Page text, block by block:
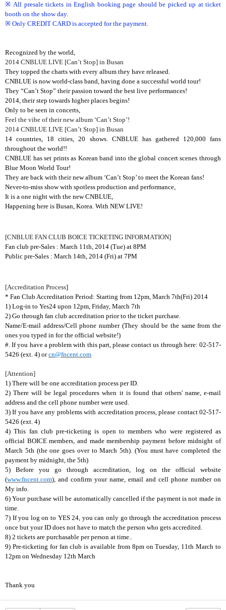
※ All presale tickets in English booking page should be picked up at ticket
booth on the show day.
※ Only CREDIT CARD is accepted for the payment.
Recognized by the world,
2014 CNBLUE LIVE [Can’t Stop] in Busan
They topped the charts with every album they have released.
CNBLUE is now world-class band, having done a successful world tour!
They “Can’t Stop” their passion toward the best live performances!
2014, their step towards higher places begins!
Only to be seen in concerts,
Feel the vibe of their new album ‘Can’t Stop’!
2014 CNBLUE LIVE [Can’t Stop] in Busan
14 countries, 18 cities, 20 shows. CNBLUE has gathered 120,000 fans
throughout the world!!
CNBLUE has set prints as Korean band into the global concert scenes through
Blue Moon World Tour!
They are back with their new album ‘Can’t Stop’ to meet the Korean fans!
Never-to-miss show with spotless production and performance,
It is a one night with the new CNBLUE,
Happening here is Busan, Korea. With NEW LIVE!
[CNBLUE FAN CLUB BOICE TICKETING INFORMATION]
Fan club pre-Sales : March 11th, 2014 (Tue) at 8PM
Public pre-Sales : March 14th, 2014 (Fri) at 7PM
[Accreditation Process]
* Fan Club Accreditation Period: Starting from 12pm, March 7th(Fri) 2014
1) Log-in to Yes24 upon 12pm, Friday, March 7th
2) Go through fan club accreditation prior to the ticket purchase.
Name/E-mail address/Cell phone number (They should be the same from the
ones you typed in for the official website!)
#. If you have a problem with this part, please contact us through here: 02-517-
5426 (ext. 4) orcn@fncent.com
[Attention]
1) There will be one accreditation process per ID.
2) There will be legal procedures when it is found that others' name, e-mail
address and the cell phone number were used.
3) If you have any problems with accreditation process, please contact 02-517-
5426 (ext. 4)
4) This fan club pre-ticketing is open to members who were registered as
official BOICE members, and made membership payment before midnight of
March 5th (the one goes over to March 5th). (You must have completed the
payment by midnight, the 5th)
5) Before you go through accreditation, log on the official website
(www.fncent.com), and confirm your name, email and cell phone number on
My info.
6) Your purchase will be automatically cancelled if the payment is not made in
time.
7) If you log on to YES 24, you can only go through the accreditation process
once but your ID does not have to match the person who gets accredited.
8) 2 tickets are purchasable per person at time..
9) Pre-ticketing for fan club is available from 8pm on Tuesday, 11th March to
12pm on Wednesday 12th March
Thank you